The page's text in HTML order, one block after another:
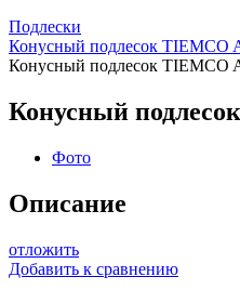
Подлески
Конусный подлесок TIEMCO
Конусный подлесок TIEMCO
Конусный
Фото
Описание
отложить
Добавить к сравнению